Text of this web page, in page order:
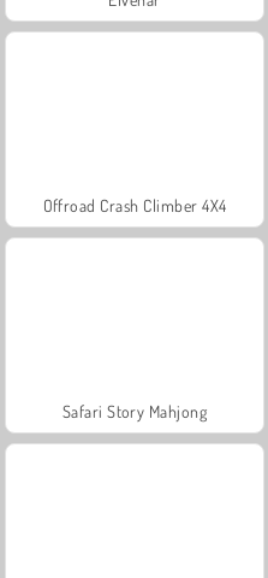
Offroad Crash Climber 4X4
Safari Story Mahjong